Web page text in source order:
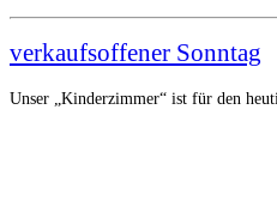
verkaufsoffener Sonntag
Unser „Kinderzimmer“ ist für den